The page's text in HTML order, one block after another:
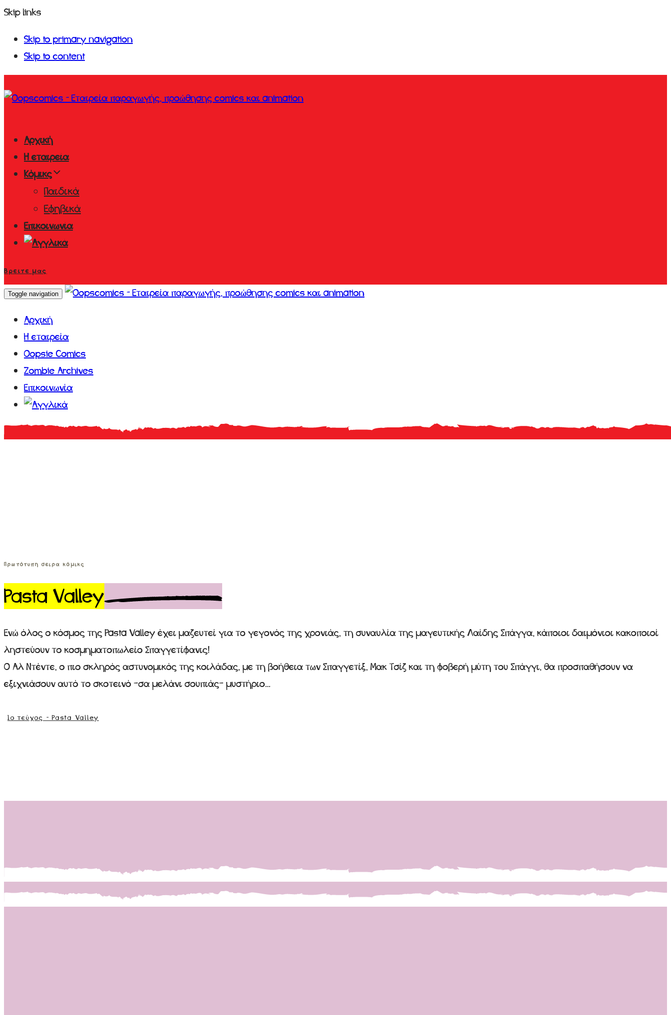
Skip links
Skip to primary navigation
Skip to content
Αρχική
Η εταιρεία
Κόμικς
Παιδικά
Εφηβικά
Επικοινωνία
Βρείτε μας
Toggle navigation
Αρχική
Η εταιρεία
Oopsie Comics
Zombie Archives
Επικοινωνία
Πρωτότυπη σειρά κόμικς
Pasta Valley
Ενώ όλος ο κόσμος της Pasta Valley έχει μαζευτεί για το γεγονός της χρονιάς, τη συναυλία της μαγευτικής Λαίδης Σπάγγα, κάποιοι δαιμόνιοι κακοποιοί
ληστεύουν το κοσμηματοπωλείο Σπαγγετίφανις!
Ο Αλ Ντέντε, ο πιο σκληρός αστυνομικός της κοιλάδας, με τη βοήθεια των Σπαγγετίξ, Μακ Τσίζ και τη φοβερή μύτη του Σπάγγι, θα προσπαθήσουν να
εξιχνιάσουν αυτό το σκοτεινό –σα μελάνι σουπιάς– μυστήριο…
1ο τεύχος - Pasta Valley